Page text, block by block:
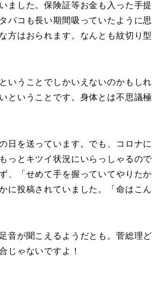
ました。保険証等お金も入った手提
バコも長い期間吸っていたように思
方はおられます。なんとも紋切り型
いうことでしかいえないのかもしれ
ということです。身体とは不思議極
日を送っています。でも、コロナに
っとキツイ状況にいらっしゃるので
、「せめて手を握っていてやりたか
に投稿されていました。「命はこん
音が聞こえるようだとも。菅総理ど
じゃないですよ！